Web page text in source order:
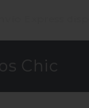
Chic